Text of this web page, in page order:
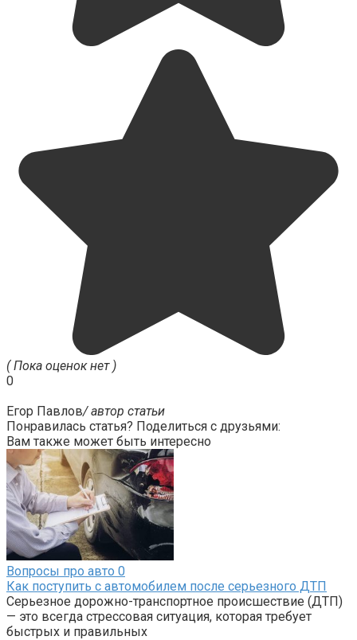
( Пока оценок нет )
0
Егор Павлов/ автор статьи
Понравилась статья? Поделиться с друзьями:
Вам также может быть интересно
Вопросы про авто 0
Как поступить с автомобилем после серьезного ДТП
Серьезное дорожно-транспортное происшествие (ДТП)
— это всегда стрессовая ситуация, которая требует
быстрых и правильных